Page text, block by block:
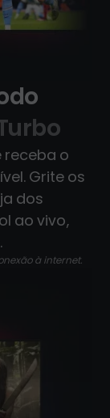
receba o
Grite os
dos
ao vivo,
à internet.